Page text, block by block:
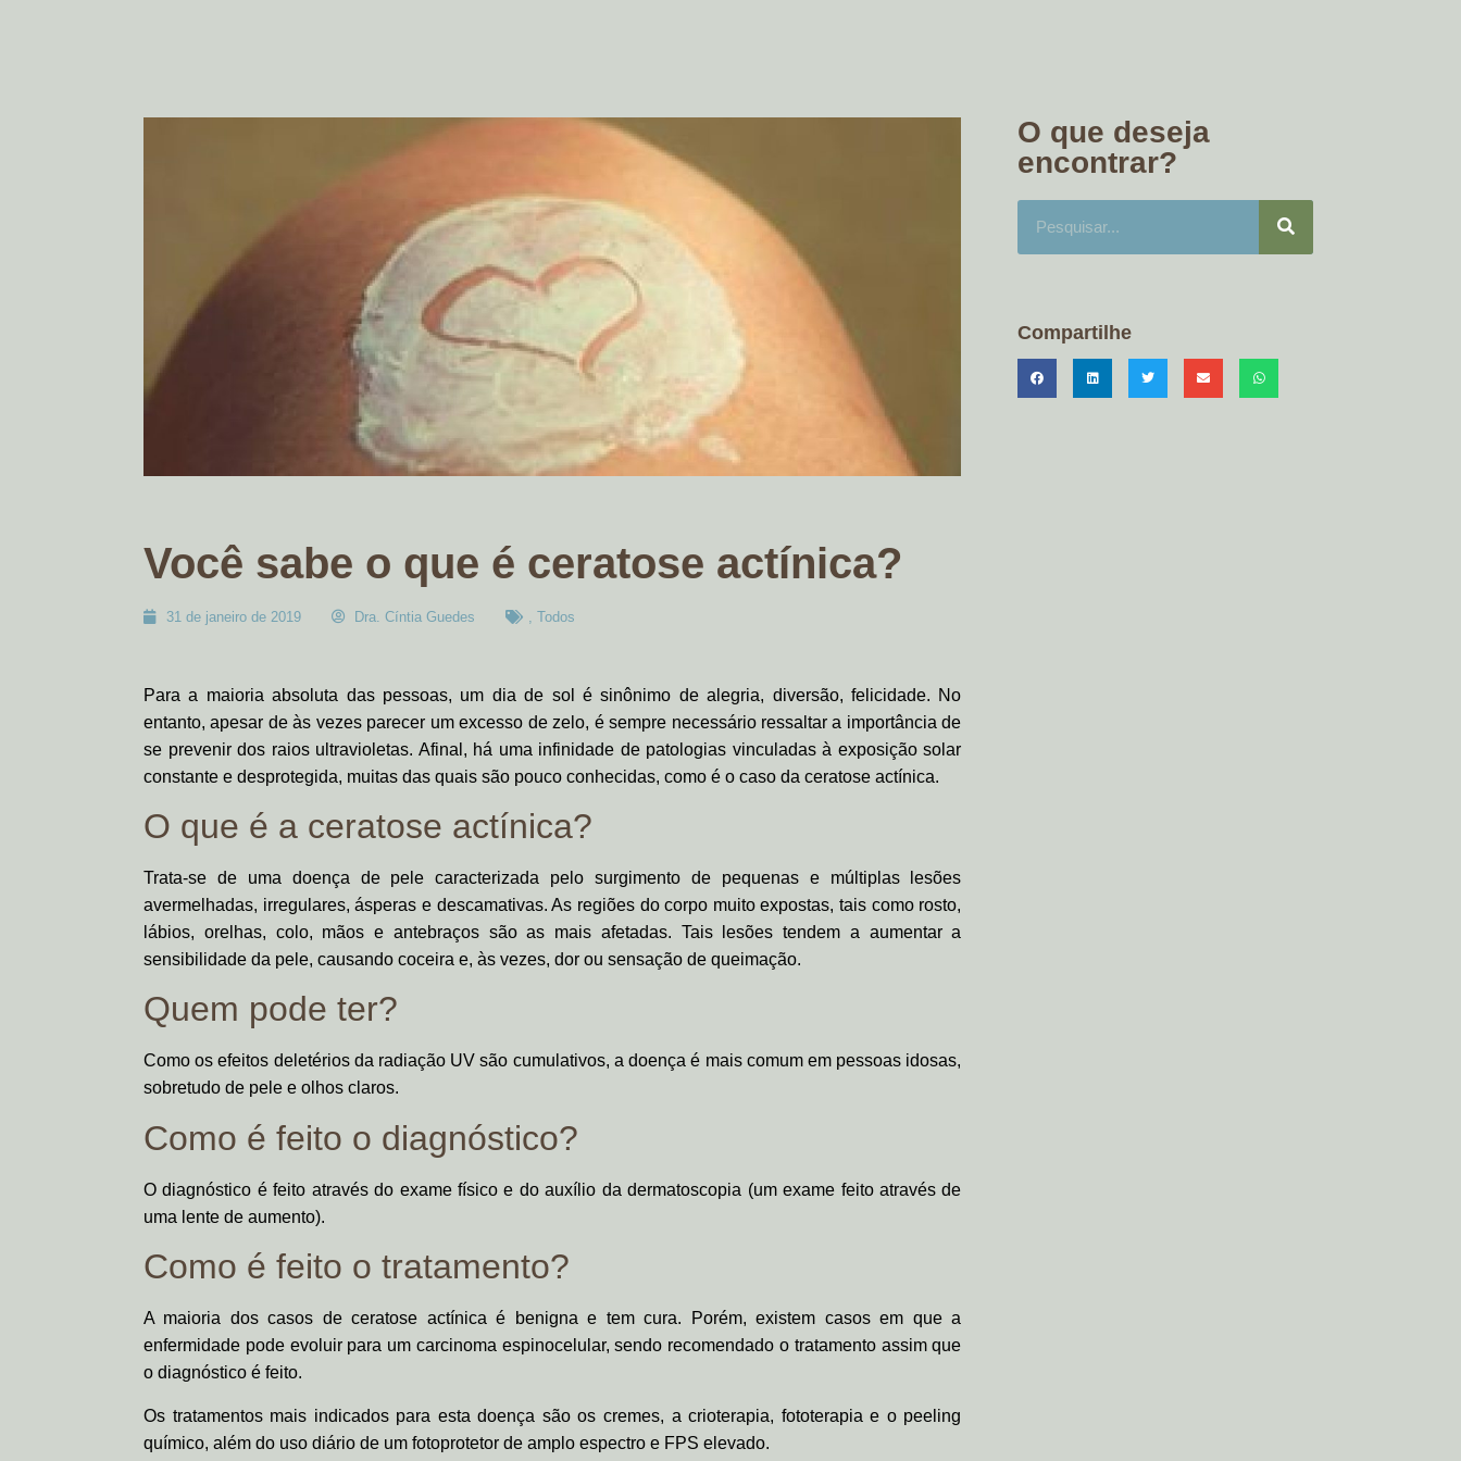
Você sabe o que é ceratose actínica?
31 de janeiro de 2019 Dra. Cíntia Guedes Todos
Para a maioria absoluta das pessoas, um dia de sol é sinônimo de alegria, diversão, felicidade. No
entanto, apesar de às vezes parecer um excesso de zelo, é sempre necessário ressaltar a importância de
se prevenir dos raios ultravioletas. Afinal, há uma infinidade de patologias vinculadas à exposição solar
constante e desprotegida, muitas das quais são pouco conhecidas, como é o caso da ceratose actínica.
O que é a ceratose actínica?
Trata-se de uma doença de pele caracterizada pelo surgimento de pequenas e múltiplas lesões
avermelhadas, irregulares, ásperas e descamativas. As regiões do corpo muito expostas, tais como rosto,
lábios, orelhas, colo, mãos e antebraços são as mais afetadas. Tais lesões tendem a aumentar a
sensibilidade da pele, causando coceira e, às vezes, dor ou sensação de queimação.
Quem pode ter?
Como os efeitos deletérios da radiação UV são cumulativos, a doença é mais comum em pessoas idosas,
sobretudo de pele e olhos claros.
Como é feito o diagnóstico?
O diagnóstico é feito através do exame físico e do auxílio da dermatoscopia (um exame feito através de
uma lente de aumento).
Como é feito o tratamento?
A maioria dos casos de ceratose actínica é benigna e tem cura. Porém, existem casos em que a
enfermidade pode evoluir para um carcinoma espinocelular, sendo recomendado o tratamento assim que
o diagnóstico é feito.
Os tratamentos mais indicados para esta doença são os cremes, a crioterapia, fototerapia e o peeling
químico, além do uso diário de um fotoprotetor de amplo espectro e FPS elevado.
O que deseja
encontrar?
Compartilhe